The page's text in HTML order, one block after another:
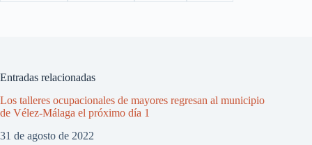
Entradas relacionadas
Los talleres ocupacionales de mayores regresan al municipio
de Vélez-Málaga el próximo día 1
31 de agosto de 2022